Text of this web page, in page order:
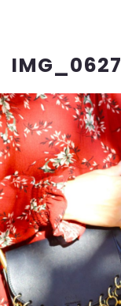
IMG_0627